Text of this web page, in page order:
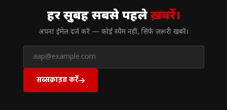
हर सुबह सबसे पहलेख़बरें।
अपना ईमेल दर्ज करें — कोई स्पैम नहीं, सिर्फ ज़रूरी खबरें।
सब्सक्राइब करें